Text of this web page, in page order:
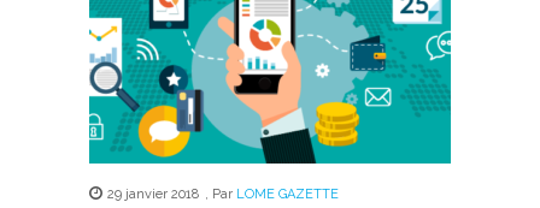
29 janvier 2018 , Par LOME GAZETTE